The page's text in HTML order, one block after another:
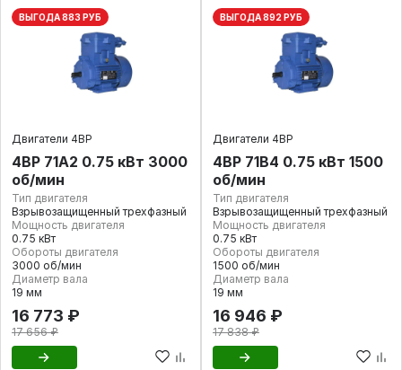
ВЫГОДА 883 РУБ
Двигатели 4ВР
4ВР 71А2 0.75 кВт 3000
об/мин
Тип двигателя
Взрывозащищенный трехфазный
Мощность двигателя
0.75 кВт
Обороты двигателя
3000 об/мин
Диаметр вала
19 мм
16 773 ₽
17 656 ₽
ВЫГОДА 892 РУБ
Двигатели 4ВР
4ВР 71В4 0.75 кВт 1500
об/мин
Тип двигателя
Взрывозащищенный трехфазный
Мощность двигателя
0.75 кВт
Обороты двигателя
1500 об/мин
Диаметр вала
19 мм
16 946 ₽
17 838 ₽